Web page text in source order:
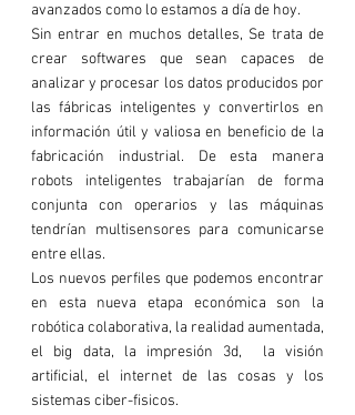
avanzados como lo estamos a día de hoy.
Sin entrar en muchos detalles, Se trata de
crear softwares que sean capaces de
analizar y procesar los datos producidos por
las fábricas inteligentes y convertirlos en
información útil y valiosa en beneficio de la
fabricación industrial. De esta manera
robots inteligentes trabajarían de forma
conjunta con operarios y las máquinas
tendrían multisensores para comunicarse
entre ellas.
Los nuevos perfiles que podemos encontrar
en esta nueva etapa económica son la
robótica colaborativa, la realidad aumentada,
el big data, la impresión 3d,  la visión
artificial, el internet de las cosas y los
sistemas ciber-fisicos.